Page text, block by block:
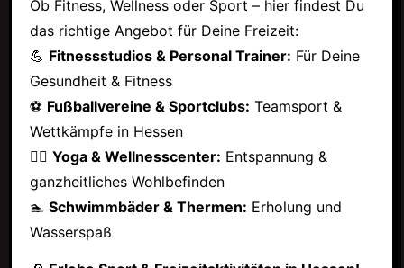
Ob Fitness, Wellness oder Sport – hier findest Du
das richtige Angebot für Deine Freizeit:
💪 Fitnessstudios & Personal Trainer: Für Deine
Gesundheit & Fitness
⚽ Fußballvereine & Sportclubs: Teamsport &
Wettkämpfe in Hessen
🧘‍♂️ Yoga & Wellnesscenter: Entspannung &
ganzheitliches Wohlbefinden
🏊 Schwimmbäder & Thermen: Erholung und
Wasserspaß